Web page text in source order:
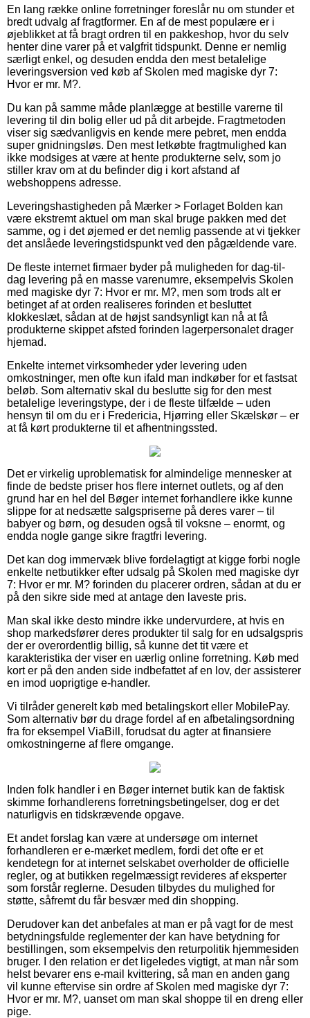
En lang række online forretninger foreslår nu om stunder et
bredt udvalg af fragtformer. En af de mest populære er i
øjeblikket at få bragt ordren til en pakkeshop, hvor du selv
henter dine varer på et valgfrit tidspunkt. Denne er nemlig
særligt enkel, og desuden endda den mest betalelige
leveringsversion ved køb af Skolen med magiske dyr 7:
Hvor er mr. M?.
Du kan på samme måde planlægge at bestille varerne til
levering til din bolig eller ud på dit arbejde. Fragtmetoden
viser sig sædvanligvis en kende mere pebret, men endda
super gnidningsløs. Den mest letkøbte fragtmulighed kan
ikke modsiges at være at hente produkterne selv, som jo
stiller krav om at du befinder dig i kort afstand af
webshoppens adresse.
Leveringshastigheden på Mærker > Forlaget Bolden kan
være ekstremt aktuel om man skal bruge pakken med det
samme, og i det øjemed er det nemlig passende at vi tjekker
det anslåede leveringstidspunkt ved den pågældende vare.
De fleste internet firmaer byder på muligheden for dag-til-
dag levering på en masse varenumre, eksempelvis Skolen
med magiske dyr 7: Hvor er mr. M?, men som trods alt er
betinget af at orden realiseres forinden et besluttet
klokkeslæt, sådan at de højst sandsynligt kan nå at få
produkterne skippet afsted forinden lagerpersonalet drager
hjemad.
Enkelte internet virksomheder yder levering uden
omkostninger, men ofte kun ifald man indkøber for et fastsat
beløb. Som alternativ skal du beslutte sig for den mest
betalelige leveringstype, der i de fleste tilfælde – uden
hensyn til om du er i Fredericia, Hjørring eller Skælskør – er
at få kørt produkterne til et afhentningssted.
Det er virkelig uproblematisk for almindelige mennesker at
finde de bedste priser hos flere internet outlets, og af den
grund har en hel del Bøger internet forhandlere ikke kunne
slippe for at nedsætte salgspriserne på deres varer – til
babyer og børn, og desuden også til voksne – enormt, og
endda nogle gange sikre fragtfri levering.
Det kan dog immervæk blive fordelagtigt at kigge forbi nogle
enkelte netbutikker efter udsalg på Skolen med magiske dyr
7: Hvor er mr. M? forinden du placerer ordren, sådan at du er
på den sikre side med at antage den laveste pris.
Man skal ikke desto mindre ikke undervurdere, at hvis en
shop markedsfører deres produkter til salg for en udsalgspris
der er overordentlig billig, så kunne det tit være et
karakteristika der viser en uærlig online forretning. Køb med
kort er på den anden side indbefattet af en lov, der assisterer
en imod uoprigtige e-handler.
Vi tilråder generelt køb med betalingskort eller MobilePay.
Som alternativ bør du drage fordel af en afbetalingsordning
fra for eksempel ViaBill, forudsat du agter at finansiere
omkostningerne af flere omgange.
Inden folk handler i en Bøger internet butik kan de faktisk
skimme forhandlerens forretningsbetingelser, dog er det
naturligvis en tidskrævende opgave.
Et andet forslag kan være at undersøge om internet
forhandleren er e-mærket medlem, fordi det ofte er et
kendetegn for at internet selskabet overholder de officielle
regler, og at butikken regelmæssigt revideres af eksperter
som forstår reglerne. Desuden tilbydes du mulighed for
støtte, såfremt du får besvær med din shopping.
Derudover kan det anbefales at man er på vagt for de mest
betydningsfulde reglementer der kan have betydning for
bestillingen, som eksempelvis den returpolitik hjemmesiden
bruger. I den relation er det ligeledes vigtigt, at man når som
helst bevarer ens e-mail kvittering, så man en anden gang
vil kunne eftervise sin ordre af Skolen med magiske dyr 7:
Hvor er mr. M?, uanset om man skal shoppe til en dreng eller
pige.